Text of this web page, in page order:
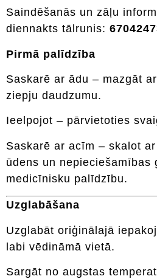
Saindēšanās un zāļu
diennakts tālrunis:
Pirmā palīdzība
Saskarē ar ādu – mazgāt
ziepju daudzumu.
Ieelpojot – pārvietoties
Saskarē ar acīm – skalot
ūdens un nepieciešamības
medicīnisku palīdzību.
Uzglabāšana
Uzglabāt oriģinālajā
labi vēdināmā vietā.
Sargāt no augstas